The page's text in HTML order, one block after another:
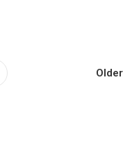
Older